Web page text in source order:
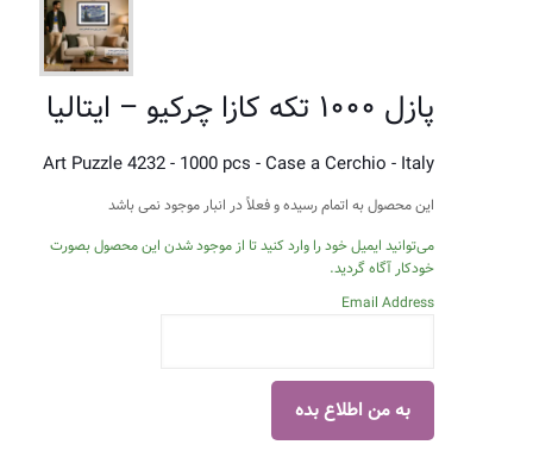
پازل ۱۰۰۰ تکه کازا چرکیو – ایتالیا
Art Puzzle 4232 - 1000 pcs - Case a Cerchio - Italy
این محصول به اتمام رسیده و فعلاً در انبار موجود نمی باشد
می‌توانید ایمیل خود را وارد کنید تا از موجود شدن این محصول بصورت
خودکار آگاه گردید.
Email Address